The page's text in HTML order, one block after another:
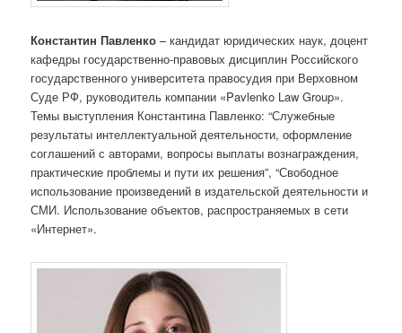
Константин Павленко – кандидат юридических наук, доцент
кафедры государственно-правовых дисциплин Российского
государственного университета правосудия при Верховном
Суде РФ, руководитель компании «Pavlenko Law Group».
Темы выступления Константина Павленко: “Служебные
результаты интеллектуальной деятельности, оформление
соглашений с авторами, вопросы выплаты вознаграждения,
практические проблемы и пути их решения”, “Свободное
использование произведений в издательской деятельности и
СМИ. Использование объектов, распространяемых в сети
«Интернет».